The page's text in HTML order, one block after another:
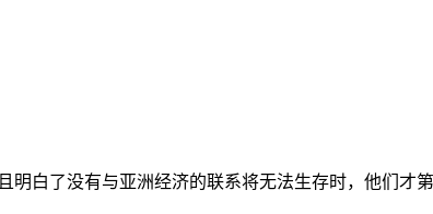
白了没有与亚洲经济的联系将无法生存时，他们才